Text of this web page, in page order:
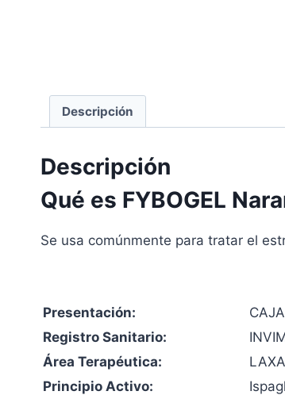
Descripción
Descripción
Qué es FYBOGEL
Se usa comúnmente para tratar el
Presentación:
CAJA
Registro Sanitario:
Área Terapéutica:
Principio Activo: